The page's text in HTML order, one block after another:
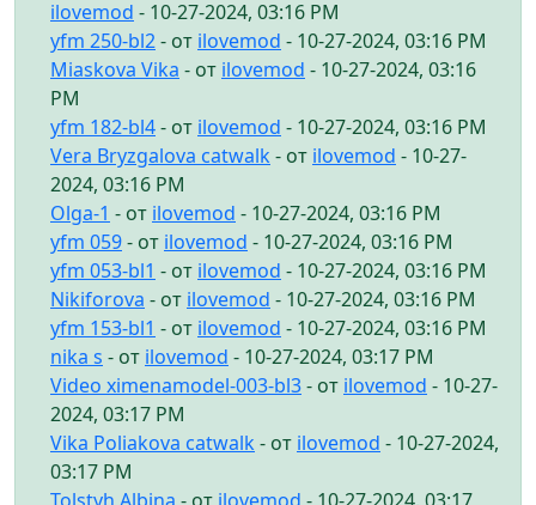
ilovemod - 10-27-2024, 03:16 PM
yfm 250-bl2- от ilovemod - 10-27-2024, 03:16 PM
Miaskova Vika - от ilovemod - 10-27-2024, 03:16
PM
yfm 182-bl4- от ilovemod - 10-27-2024, 03:16 PM
Vera Bryzgalova catwalk - от ilovemod - 10-27-
2024, 03:16 PM
Olga-1 - от ilovemod - 10-27-2024, 03:16 PM
yfm 059- от ilovemod - 10-27-2024, 03:16 PM
yfm 053-bl1 - от ilovemod - 10-27-2024, 03:16 PM
Nikiforova - от ilovemod - 10-27-2024, 03:16 PM
yfm 153-bl1 - от ilovemod - 10-27-2024, 03:16 PM
nika s - от ilovemod - 10-27-2024, 03:17 PM
Video ximenamodel-003-bl3- от ilovemod - 10-27-
2024, 03:17 PM
Vika Poliakova catwalk - от ilovemod - 10-27-2024,
03:17 PM
Tolstyh Albina - от ilovemod - 10-27-2024, 03:17